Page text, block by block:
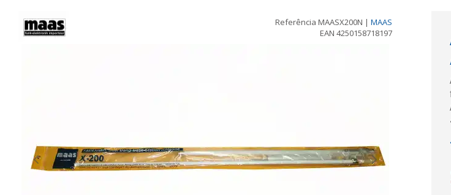
Referência MAASX200N | MAAS
EAN 4250158718197
Previous Next